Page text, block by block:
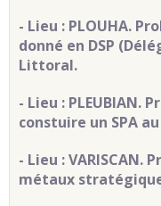
- Lieu : PLOUHA.
donné en DSP
Littoral.
- Lieu : PLEUBIAN.
constuire un SPA
- Lieu : VARISCAN.
métaux